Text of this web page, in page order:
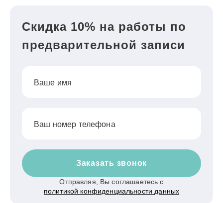
Скидка 10% на работы по
предварительной записи
Ваше имя
Ваш номер телефона
Заказать звонок
Отправляя, Вы соглашаетесь с
политикой конфиденциальности данных